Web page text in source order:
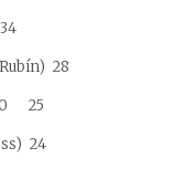
28
25
24